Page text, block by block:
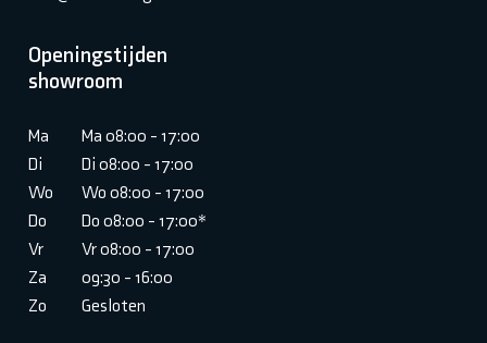
Openingstijden
showroom
Ma
Ma 08:00 - 17:00
Di
Di 08:00 - 17:00
Wo
Wo 08:00 - 17:00
Do
Do 08:00 - 17:00*
Vr
Vr 08:00 - 17:00
Za
09:30 - 16:00
Zo
Gesloten